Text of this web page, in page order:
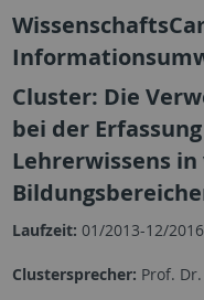
Cluster: Die
bei der
Lehrerwissens
Laufzeit: 01/2013-12/2016
Clustersprecher: Prof.